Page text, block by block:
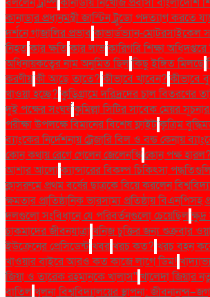
কানাডার প্রধানমন্ত্রী জাস্টিন ট্রুডো পদত্যাগ করতে
দর্শনে গাজালির প্রভাবকাভার্ডভ্যান-মোটরসাইকেল
নিহতকার ক্ষতিকার লাভকারিগরি শিক্ষা
অধিনায়কত্বের নাম অনুমিত ছিলকিছু ইঙ্গিত মিলছে
করণীয়কী আছে তাতে? কীভাবে খাবেন? কীভাবে
খাওয়া হচ্ছে? কুড়িগ্রামে দরিদ্রদের চাল বিতরণের
দুই পক্ষের সংঘর্ষকুমিল্লা সিটির সাবেক মেয়র
পরীক্ষা উপলক্ষে বিমানের বিশেষ ফ্লাইটকৃত্রিম
ব্যাংকের নির্দেশনায় ট্রেজারি বিল ও বন্ড কেনায়
কোন কথায় রেগে গেলেন জেলেনস্কিকোন পক্ষ হারল?
আশার আলোক্যান্সারের বিকল্প চিকিৎসা
ক্লাসরুমে প্রথম বর্ষের ছাত্রকে বিয়ে করলেন
ক্ষমতার প্রাতিষ্ঠানিক ভারসাম্য প্রতিষ্ঠায়
দলগুলো সংবিধানে যে পরিবর্তনগুলো চেয়েছিল
চাকমাদের জীবনযাত্রাখনিজ চুক্তির জন্য শুক্রবার
ইউক্রেনের প্রেসিডেন্টখবরখরচ কত? খরচ বহন
খাওয়ার বাইরে আরও কত কাজে লাগে ডিম!
জিয়া ও তারেক রহমানকে খালাস'' খালেদা জিয়ার
বাতিলখুলনা বিশ্ববিদ্যালয়ের স্থাপনা: